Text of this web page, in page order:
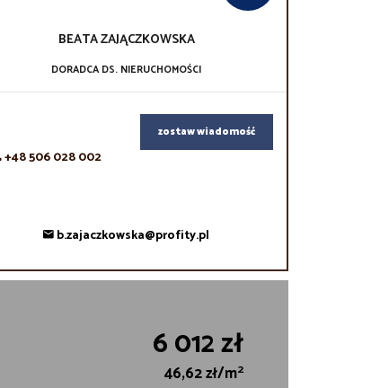
BEATAZAJĄCZKOWSKA
DORADCA DS. NIERUCHOMOŚCI
+48 506 028 002
zostaw wiadomość
b.zajaczkowska@profity.pl
6 012 zł
46,62 zł/m2